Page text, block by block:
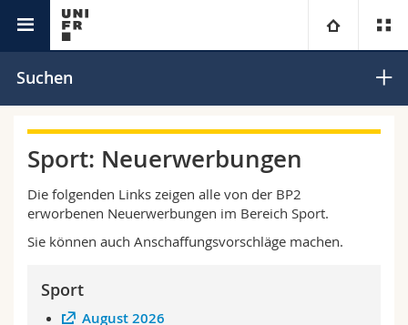
Universität
Campus
Forschung
Weiterbildung
Fakultäten
Rechtswissenschaftliche Fak.
Informationen für
Studieninteressierte
Ressourcen
Suchen
Sport: Neuerwerbungen
Die folgenden Links zeigen alle von der BP2
erworbenen Neuerwerbungen im Bereich Sport.
Sie können auch Anschaffungsvorschläge machen.
Sport
August 2026